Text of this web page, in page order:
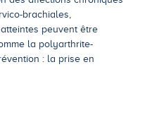
brachiales,
peuvent être
la polyarthrite-
: la prise en